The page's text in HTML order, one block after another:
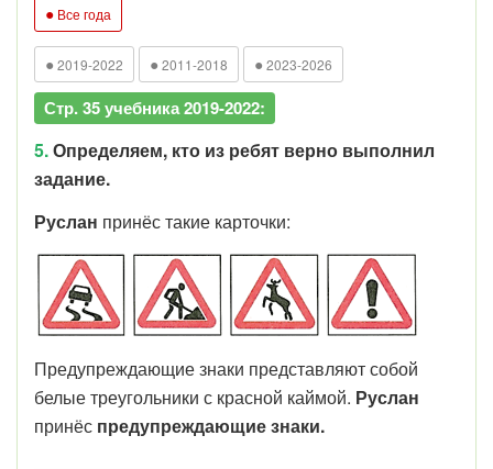
● Все года
● 2019-2022 ● 2011-2018 ● 2023-2026
Стр. 35 учебника 2019-2022:
5.Определяем, кто из ребят верно выполнил
задание.
Руслан принёс такие карточки:
Предупреждающие знаки представляют собой
белые треугольники с красной каймой. Руслан
принёс предупреждающиезнаки.